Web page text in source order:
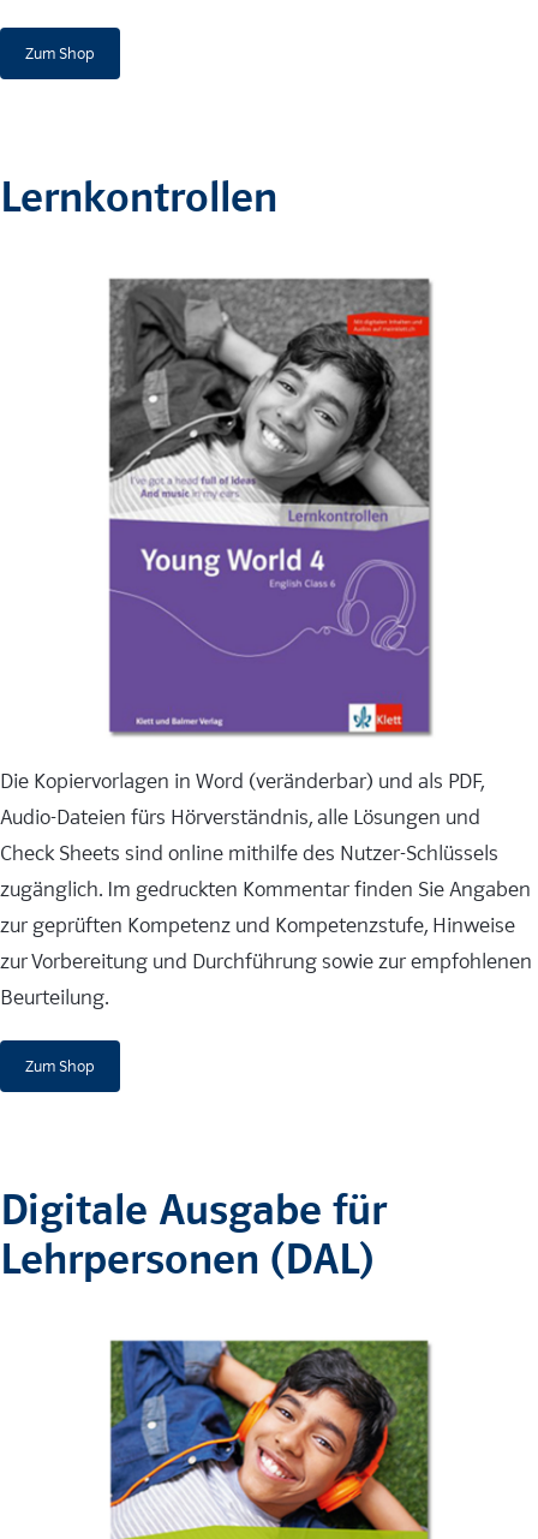
Zum Shop
Lernkontrollen
Die Kopiervorlagen in Word (veränderbar) und als PDF,
Audio-Dateien fürs Hörverständnis, alle Lösungen und
Check Sheets sind online mithilfe des Nutzer-Schlüssels
zugänglich. Im gedruckten Kommentar finden Sie Angaben
zur geprüften Kompetenz und Kompetenzstufe, Hinweise
zur Vorbereitung und Durchführung sowie zur empfohlenen
Beurteilung.
Zum Shop
Digitale Ausgabe für
Lehrpersonen (DAL)